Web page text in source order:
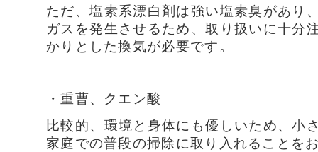
ただ、塩素系漂白剤は強い塩素臭があり
ガスを発生させるため、取り扱いに十分
かりとした換気が必要です。
・重曹、クエン酸
比較的、環境と身体にも優しいため、小
家庭での普段の掃除に取り入れることを